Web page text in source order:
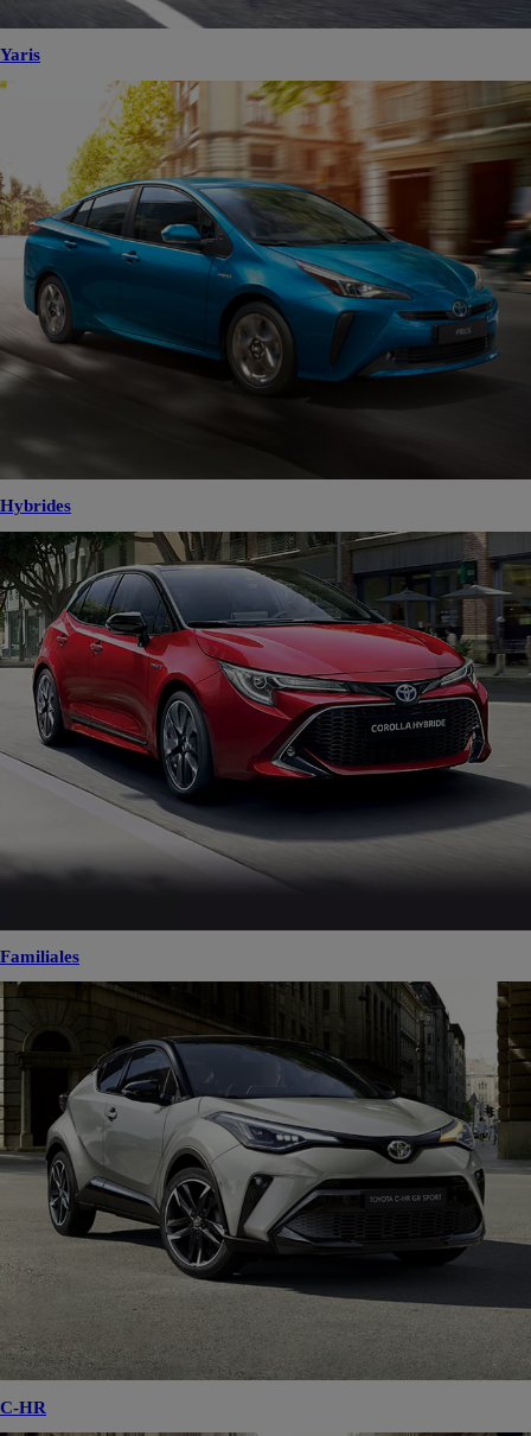
Yaris
Hybrides
Familiales
C-HR